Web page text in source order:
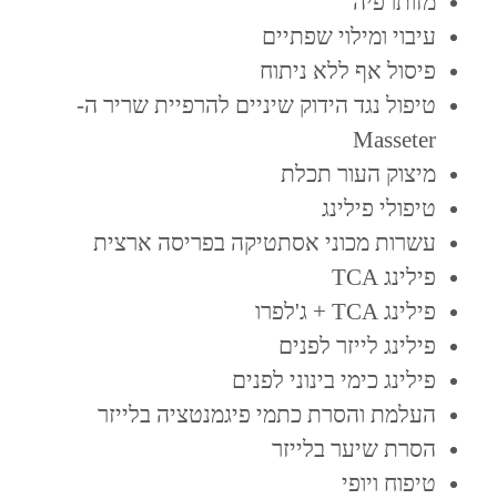
עיבוי ומילוי שפתיים
פיסול אף ללא ניתוח
טיפול נגד הידוק שיניים להרפיית שריר ה-
Masseter
מיצוק העור תכלת
טיפולי פילינג
עשרות מכוני אסתטיקה בפריסה ארצית
פילינג TCA
פילינג TCA + ג'לפרו
פילינג לייזר לפנים
פילינג כימי בינוני לפנים
העלמת והסרת כתמי פיגמנטציה בלייזר
הסרת שיער בלייזר
טיפוח ויופי